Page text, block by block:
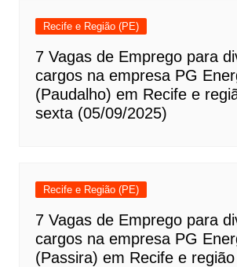
Recife e Região (PE)
7 Vagas de Emprego para
cargos na empresa PG
(Paudalho) em Recife e
sexta (05/09/2025)
Recife e Região (PE)
7 Vagas de Emprego para
cargos na empresa PG
(Passira) em Recife e